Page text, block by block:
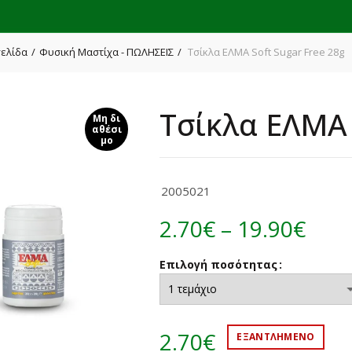
Φυσική Μαστίχα - ΠΩΛΗΣΕΙΣ Τσίκλα ΕΛΜΑ Soft Sugar Free 28g
Μη δι
αθέσι
μο
Τσίκλα
2005021
2.70€ – 19.90€
Επιλογή ποσότητας
2.70€ ΕΞΑΝΤΛΗΜΈΝΟ